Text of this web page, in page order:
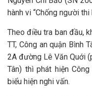
hành vi “Chống người thi
Theo điều tra ban đầu,
TT, Công an quận Bình
2A đường Lê Văn Quới
Tân) thì phát hiện
biểu hiện nghi vấn.